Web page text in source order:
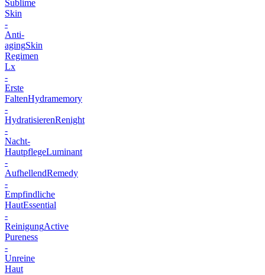
Sublime
Skin
-
Anti-
agingSkin
Regimen
Lx
-
Erste
FaltenHydramemory
-
HydratisierenRenight
-
Nacht-
HautpflegeLuminant
-
AufhellendRemedy
-
Empfindliche
HautEssential
-
ReinigungActive
Pureness
-
Unreine
Haut